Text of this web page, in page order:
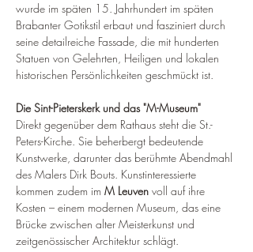
wurde im späten 15. Jahrhundert im späten
Brabanter Gotikstil erbaut und fasziniert durch
seine detailreiche Fassade, die mit hunderten
Statuen von Gelehrten, Heiligen und lokalen
historischen Persönlichkeiten geschmückt ist.
Die Sint-Pieterskerk und das "M-Museum"
Direkt gegenüber dem Rathaus steht die St.-
Peters-Kirche. Sie beherbergt bedeutende
Kunstwerke, darunter das berühmte Abendmahl
des Malers Dirk Bouts. Kunstinteressierte
kommen zudem im M Leuven voll auf ihre
Kosten – einem modernen Museum, das eine
Brücke zwischen alter Meisterkunst und
zeitgenössischer Architektur schlägt.